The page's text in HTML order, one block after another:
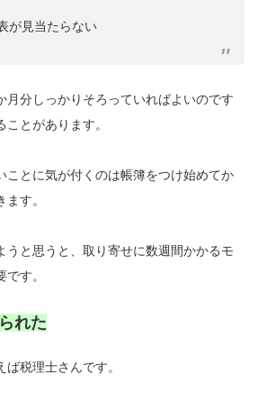
が見当たらない
月分しっかりそろっていればよいのです
とがあります。
ことに気が付くのは帳簿をつけ始めてか
す。
うと思うと、取り寄せに数週間かかるモ
す。
れた
税理士さんです。